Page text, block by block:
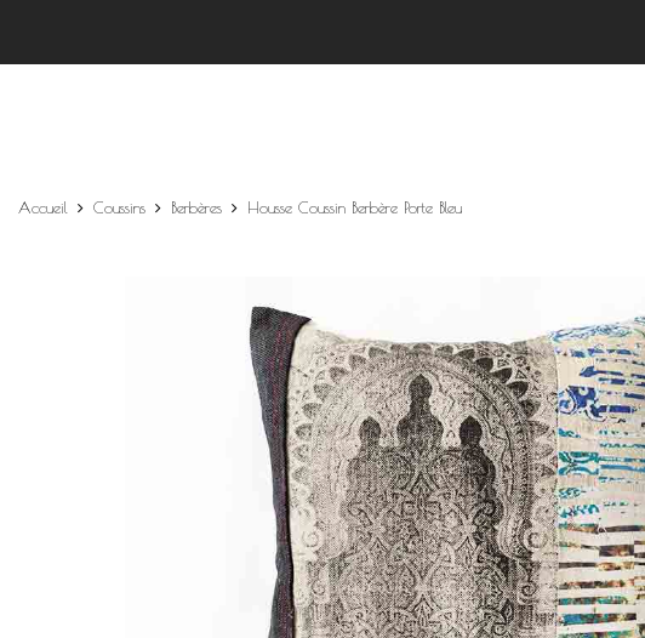
Accueil Coussins Berbères Housse Coussin Berbère Porte Bleu